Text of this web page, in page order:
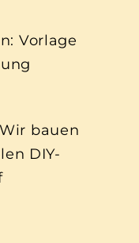
Vorlage
bauen
DIY-